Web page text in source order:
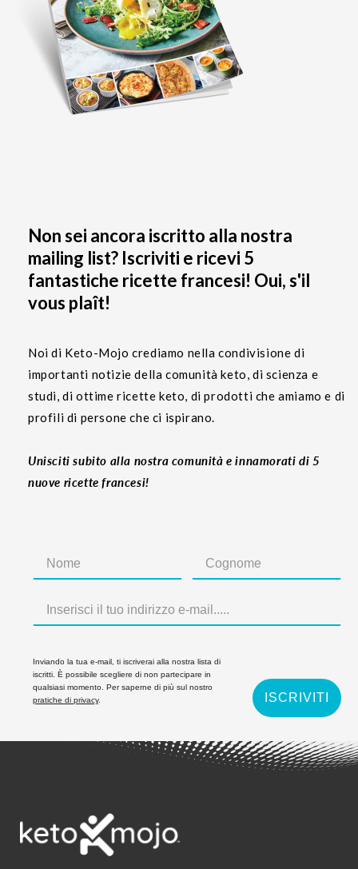
Non sei ancora iscritto alla nostra
mailing list? Iscriviti e ricevi 5
fantastiche ricette francesi! Oui, s'il
vous plaît!
Noi di Keto-Mojo crediamo nella condivisione di
importanti notizie della comunità keto, di scienza e
studi, di ottime ricette keto, di prodotti che amiamo e di
profili di persone che ci ispirano.
Unisciti subito alla nostra comunità e innamorati di 5
nuove ricette francesi!
Inviando la tua e-mail, ti iscriverai alla nostra lista di
iscritti. È possibile scegliere di non partecipare in
qualsiasi momento. Per saperne di più sul nostro
pratiche di privacy. ISCRIVITI